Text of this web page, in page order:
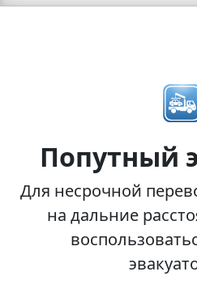
Попутный
Для несрочной
на дальние